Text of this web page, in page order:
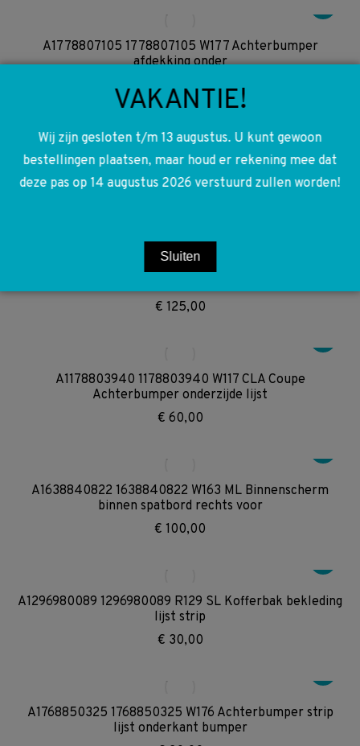
A1778807105 1778807105 W177 Achterbumper
afdekking onder
€ 125,00
A1668900400 1668900400 A1668900300 1668900300
W166 ML GLE Dakreling dakrails
A1154610701 1154610701 A1154610405 1154610405
€ 125,00
A1178803940 1178803940 W117 CLA Coupe
Achterbumper onderzijde lijst
€ 60,00
A1638840822 1638840822 W163 ML Binnenscherm
binnen spatbord rechts voor
€ 100,00
A1296980089 1296980089 R129 SL Kofferbak bekleding
lijst strip
€ 30,00
A1768850325 1768850325 W176 Achterbumper strip
lijst onderkant bumper
VAKANTIE!
Wij zijn gesloten t/m 13 augustus. U kunt gewoon
bestellingen plaatsen, maar houd er rekening mee dat
deze pas op 14 augustus 2026 verstuurd zullen worden!
Sluiten